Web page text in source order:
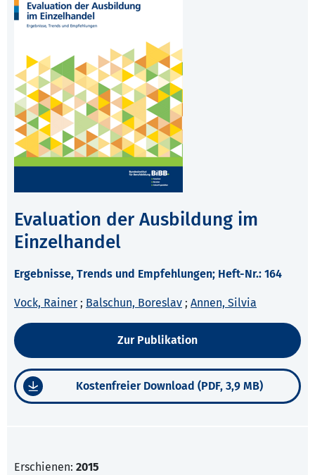
Evaluation der Ausbildung im
Einzelhandel
Ergebnisse, Trends und Empfehlungen; Heft-Nr.: 164
Vock, Rainer ; Balschun, Boreslav ; Annen, Silvia
Zur Publikation
Kostenfreier Download (PDF, 3,9 MB)
Erschienen: 2015